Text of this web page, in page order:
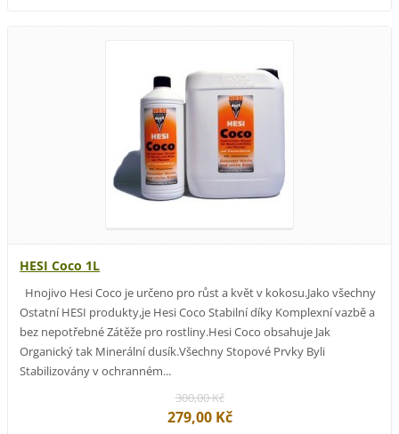
HESI Coco 1L
Hnojivo Hesi Coco je určeno pro růst a květ v kokosu.Jako všechny
Ostatní HESI produkty,je Hesi Coco Stabilní díky Komplexní vazbě a
bez nepotřebné Zátěže pro rostliny.Hesi Coco obsahuje Jak
Organický tak Minerální dusík.Všechny Stopové Prvky Byli
Stabilizovány v ochranném...
300,00 Kč
279,00 Kč